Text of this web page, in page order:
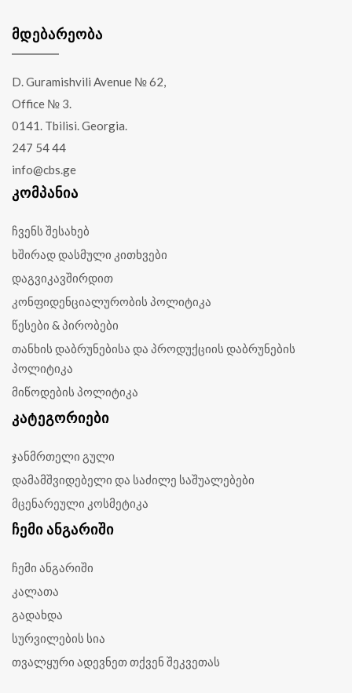
ᲛᲓᲔᲑᲐᲠᲔᲝᲑᲐ
D. Guramishvili Avenue № 62,
Office № 3.
0141. Tbilisi. Georgia.
247 54 44
info@cbs.ge
ᲙᲝᲛᲞᲐᲜᲘᲐ
ჩვენს შესახებ
ხშირად დასმული კითხვები
დაგვიკავშირდით
კონფიდენციალურობის პოლიტიკა
წესები & პირობები
თანხის დაბრუნებისა და პროდუქციის დაბრუნების
პოლიტიკა
მიწოდების პოლიტიკა
ᲙᲐᲢᲔᲒᲝᲠᲘᲔᲑᲘ
ჯანმრთელი გული
დამამშვიდებელი და საძილე საშუალებები
მცენარეული კოსმეტიკა
ᲩᲔᲛᲘ ᲐᲜᲒᲐᲠᲘᲨᲘ
ჩემი ანგარიში
კალათა
გადახდა
სურვილების სია
თვალყური ადევნეთ თქვენ შეკვეთას